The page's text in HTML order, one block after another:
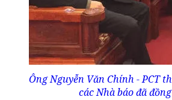
Ông Nguyễn Văn Chính - PCT
các Nhà báo đã